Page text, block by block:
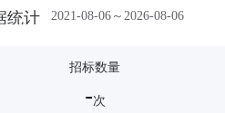
统计 2021-08-06～2026-08-06
招标数量
-次